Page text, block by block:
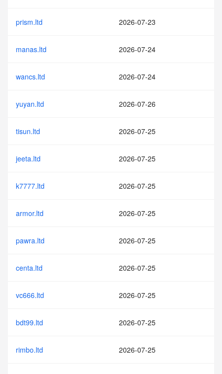
prism.ltd 2026-07-23
manas.ltd 2026-07-24
wancs.ltd 2026-07-24
yuyan.ltd 2026-07-26
tisun.ltd 2026-07-25
jeeta.ltd 2026-07-25
k7777.ltd 2026-07-25
armor.ltd 2026-07-25
pawra.ltd 2026-07-25
centa.ltd 2026-07-25
vc666.ltd 2026-07-25
bdt99.ltd 2026-07-25
rimbo.ltd 2026-07-25